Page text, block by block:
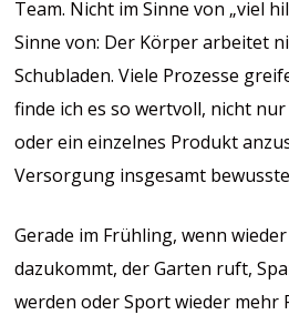
Team. Nicht im Sinne von „viel
Sinne von: Der Körper arbeitet
Schubladen. Viele Prozesse
finde ich es so wertvoll, nicht
oder ein einzelnes Produkt
Versorgung insgesamt
Gerade im Frühling, wenn
dazukommt, der Garten ruft,
werden oder Sport wieder mehr